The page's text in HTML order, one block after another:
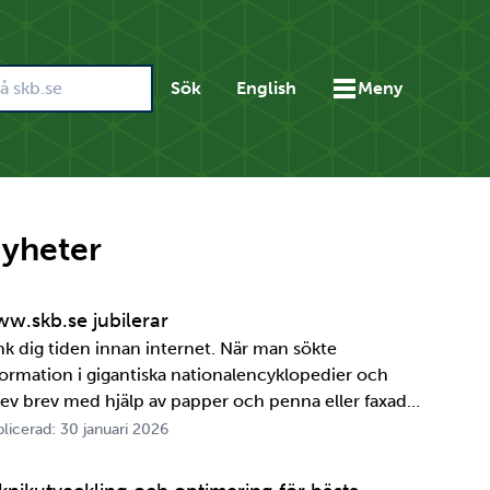
Sök English Meny
jubilerar
dig tiden innan internet. När man sökte
i gigantiska nationalencyklopedier och
brev med hjälp av papper och penna eller faxade
ett meddelande skulle fram snabbt. Det är inte
i alla fall. För oss på SKB är det …
30 januari 2026